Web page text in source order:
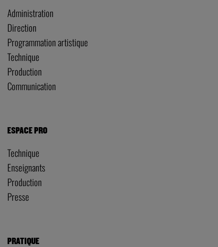
Administration
Direction
Programmation artistique
Technique
Production
Communication
ESPACE PRO
Technique
Enseignants
Production
Presse
PRATIQUE